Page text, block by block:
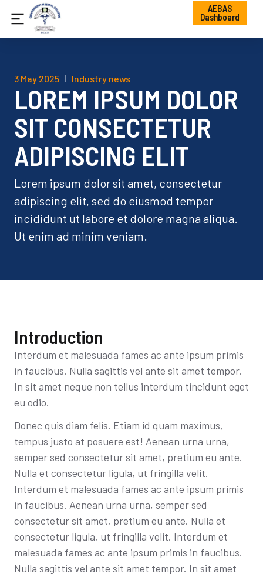
AEBAS
Dashboard
3 May 2025 Industry news
LOREM IPSUM DOLOR
SIT CONSECTETUR
ADIPISCING ELIT
Lorem ipsum dolor sit amet, consectetur
adipiscing elit, sed do eiusmod tempor
incididunt ut labore et dolore magna aliqua.
Ut enim ad minim veniam.
Introduction
Interdum et malesuada fames ac ante ipsum primis
in faucibus. Nulla sagittis vel ante sit amet tempor.
In sit amet neque non tellus interdum tincidunt eget
eu odio.
Donec quis diam felis. Etiam id quam maximus,
tempus justo at posuere est! Aenean urna urna,
semper sed consectetur sit amet, pretium eu ante.
Nulla et consectetur ligula, ut fringilla velit.
Interdum et malesuada fames ac ante ipsum primis
in faucibus. Aenean urna urna, semper sed
consectetur sit amet, pretium eu ante. Nulla et
consectetur ligula, ut fringilla velit. Interdum et
malesuada fames ac ante ipsum primis in faucibus.
Nulla sagittis vel ante sit amet tempor. In sit amet